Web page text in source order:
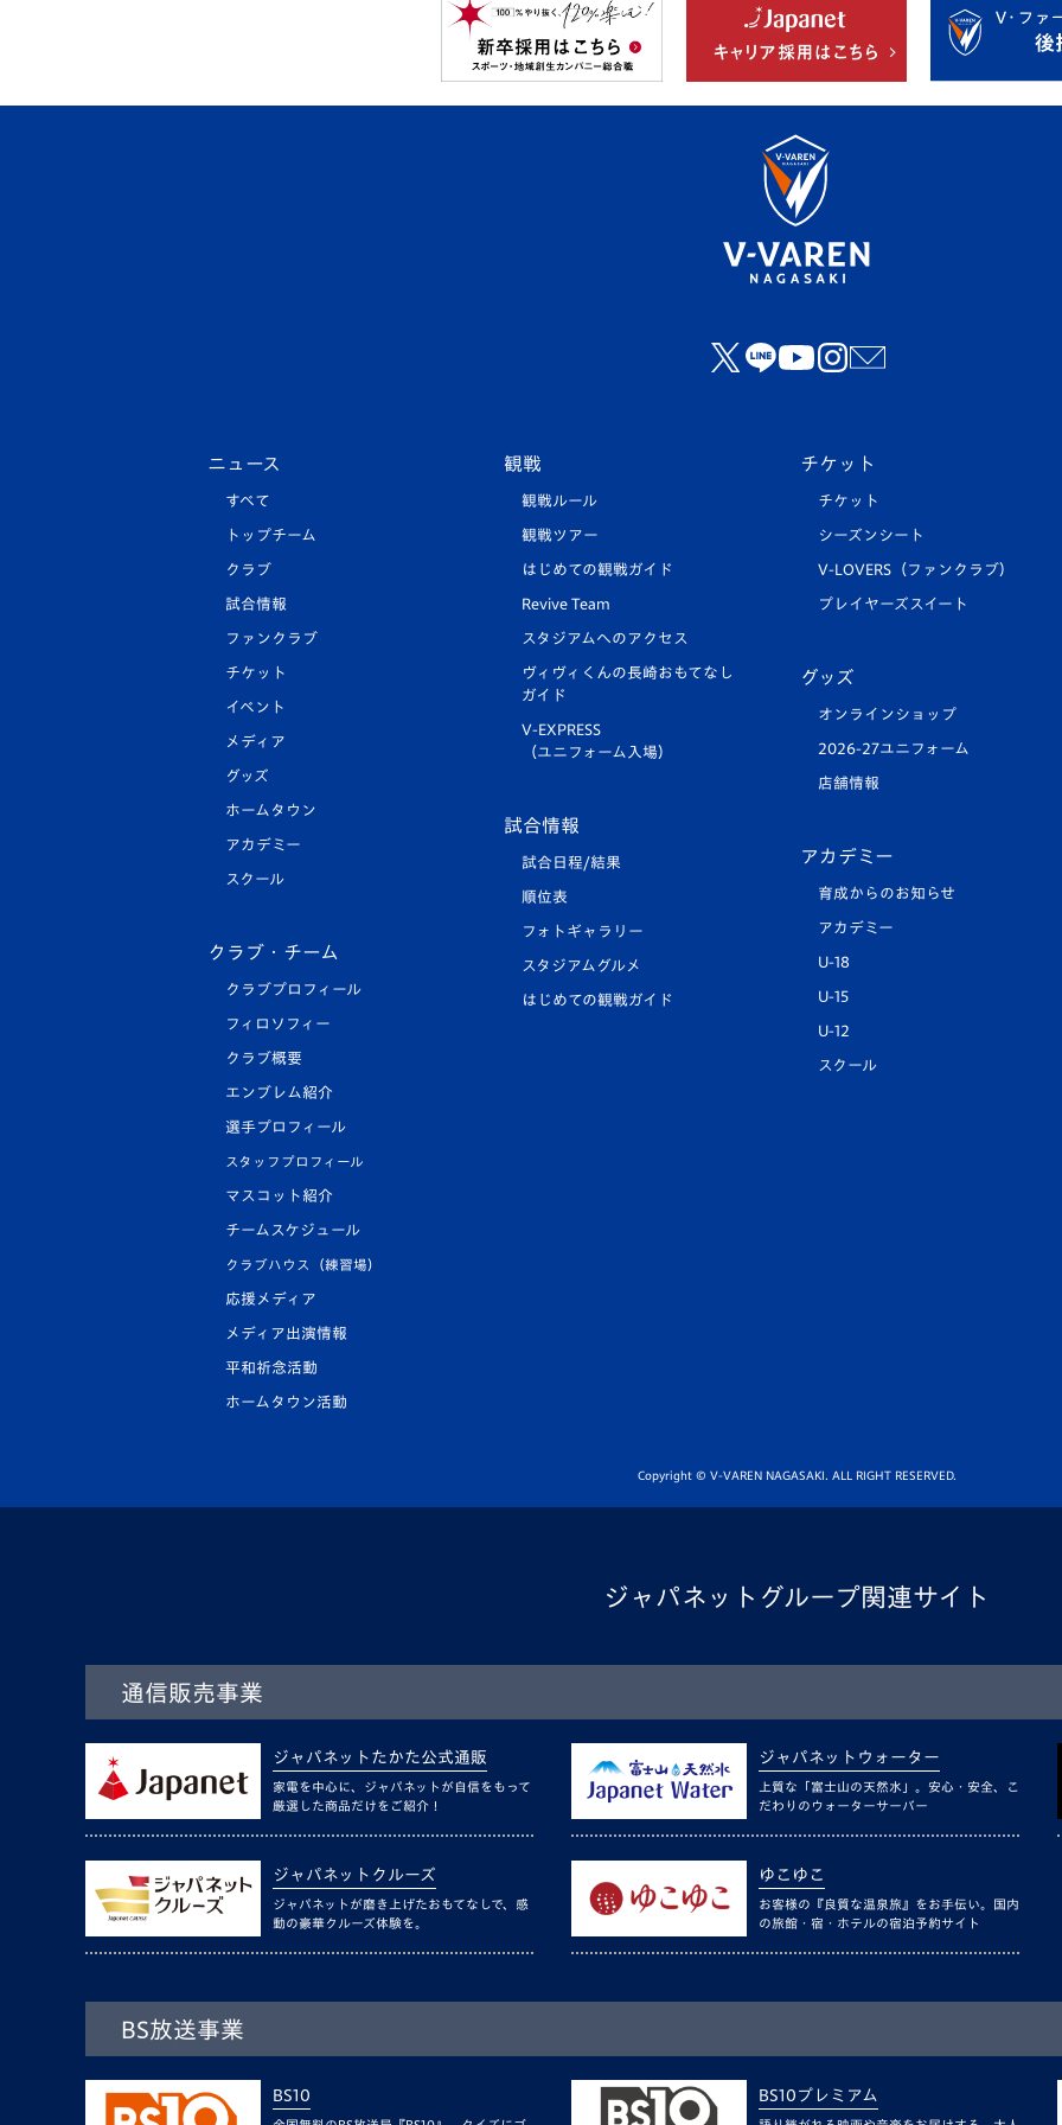
ニュース
すべて
トップチーム
クラブ
試合情報
ファンクラブ
チケット
イベント
メディア
グッズ
ホームタウン
アカデミー
スクール
クラブ・チーム
クラブプロフィール
フィロソフィー
クラブ概要
エンブレム紹介
選手プロフィール
スタッフプロフィール
マスコット紹介
チームスケジュール
クラブハウス（練習場）
応援メディア
メディア出演情報
平和祈念活動
ホームタウン活動
観戦
観戦ルール
観戦ツアー
はじめての観戦ガイド
Revive Team
スタジアムへのアクセス
ヴィヴィくんの長崎おもてなし
ガイド
V-EXPRESS
（ユニフォーム入場）
試合情報
試合日程/結果
順位表
フォトギャラリー
スタジアムグルメ
はじめての観戦ガイド
チケット
チケット
シーズンシート
V-LOVERS（ファンクラブ）
プレイヤーズスイート
グッズ
オンラインショップ
2026-27ユニフォーム
店舗情報
アカデミー
育成からのお知らせ
アカデミー
U-18
U-15
U-12
スクール
Copyright © V-VAREN NAGASAKI. ALL RIGHT RESERVED.
ジャパネットグループ関連サイト
通信販売事業
ジャパネットたかた公式通販
家電を中心に、ジャパネットが自信をもって
厳選した商品だけをご紹介！
ジャパネットウォーター
上質な「富士山の天然水」。安心・安全、こ
だわりのウォーターサーバー
ジャパネットクルーズ
ジャパネットが磨き上げたおもてなしで、感
動の豪華クルーズ体験を。
ゆこゆこ
お客様の『良質な温泉旅』をお手伝い。国内
の旅館・宿・ホテルの宿泊予約サイト
BS放送事業
BS10 BS10プレミアム